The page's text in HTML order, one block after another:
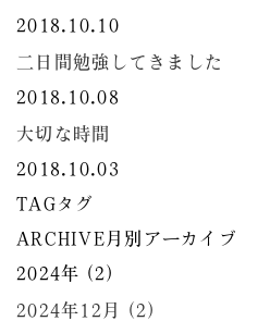
2018.10.10
二日間勉強してきました
2018.10.08
大切な時間
2018.10.03
TAGタグ
ARCHIVE 月別アーカイブ
2024年 (2)
2024年12月 (2)